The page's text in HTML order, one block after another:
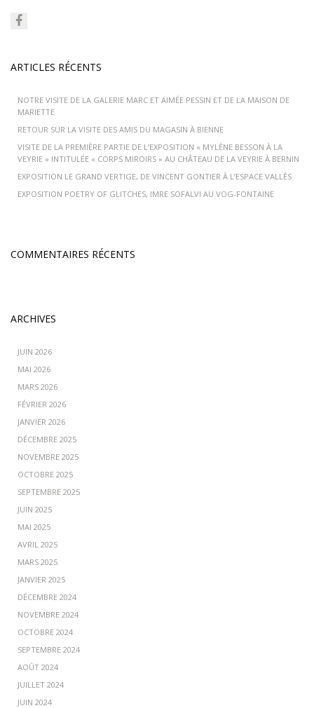
ARTICLES RÉCENTS
NOTRE VISITE DE LA GALERIE MARC ET AIMÉE PESSIN ET DE LA MAISON DE
MARIETTE
RETOUR SUR LA VISITE DES AMIS DU MAGASIN À BIENNE
VISITE DE LA PREMIÈRE PARTIE DE L’EXPOSITION « MYLÈNE BESSON À LA
VEYRIE » INTITULÉE « CORPS MIROIRS » AU CHÂTEAU DE LA VEYRIE À BERNIN
EXPOSITION LE GRAND VERTIGE, DE VINCENT GONTIER À L’ESPACE VALLÈS
EXPOSITION POETRY OF GLITCHES, IMRE SOFALVI AU VOG-FONTAINE
COMMENTAIRES RÉCENTS
ARCHIVES
JUIN 2026
MAI 2026
MARS 2026
FÉVRIER 2026
JANVIER 2026
DÉCEMBRE 2025
NOVEMBRE 2025
OCTOBRE 2025
SEPTEMBRE 2025
JUIN 2025
MAI 2025
AVRIL 2025
MARS 2025
JANVIER 2025
DÉCEMBRE 2024
NOVEMBRE 2024
OCTOBRE 2024
SEPTEMBRE 2024
AOÛT 2024
JUILLET 2024
JUIN 2024